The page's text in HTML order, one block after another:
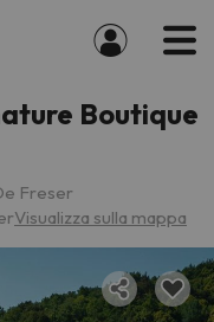
Boutique
Freser
Visualizza sulla mappa